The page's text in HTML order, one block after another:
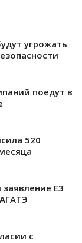
угрожать
поедут в
520
E3
с